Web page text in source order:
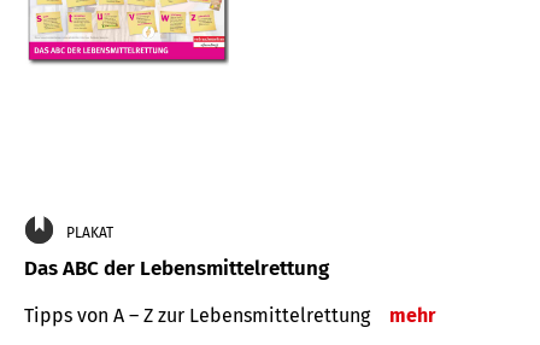
PLAKAT
Das ABC der Lebensmittelrettung
Tipps von A – Z zur Lebensmittelrettung mehr